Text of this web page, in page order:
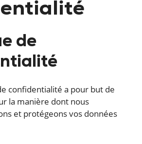
de
confidentialité a pour but de
la manière dont nous
et protégeons vos données